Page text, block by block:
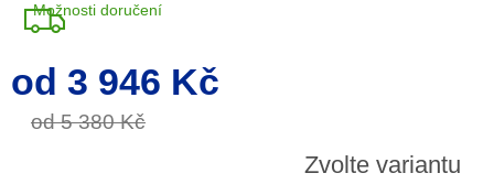
od 5 380 Kč
od 3 946 Kč
Měrná
cena:
Zvolte variantu
Možnosti doručení